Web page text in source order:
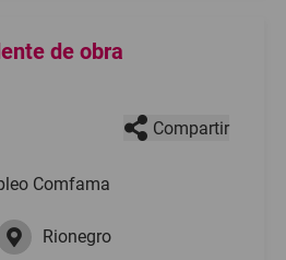
de obra
Compartir
Comfama
Rionegro